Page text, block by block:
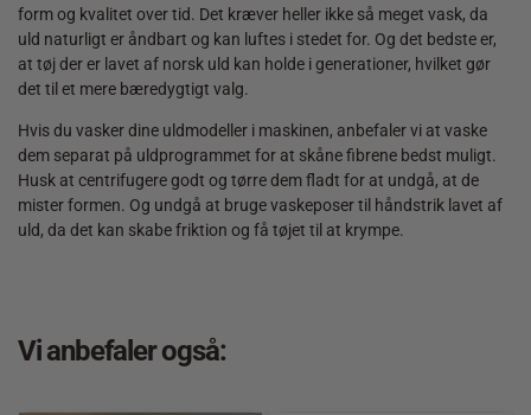
form og kvalitet over tid. Det kræver heller ikke så meget vask, da
uld naturligt er åndbart og kan luftes i stedet for. Og det bedste er,
at tøj der er lavet af norsk uld kan holde i generationer, hvilket gør
det til et mere bæredygtigt valg.
Hvis du vasker dine uldmodeller i maskinen, anbefaler vi at vaske
dem separat på uldprogrammet for at skåne fibrene bedst muligt.
Husk at centrifugere godt og tørre dem fladt for at undgå, at de
mister formen. Og undgå at bruge vaskeposer til håndstrik lavet af
uld, da det kan skabe friktion og få tøjet til at krympe.
Vi anbefaler også: